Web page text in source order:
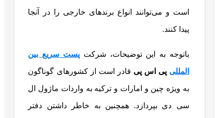
است و می‌توانند انواع برندهای خارجی را در آنجا
پیدا کنند.
باتوجه به این توضیحات، شرکت پست سریع بین
المللی پی اس پی قادر است از کشورهای گوناگون
به ویژه چین و امارات و ترکیه به واردات ماژول ال
سی دی بپردازد. همچنین به خاطر داشتن دفتر